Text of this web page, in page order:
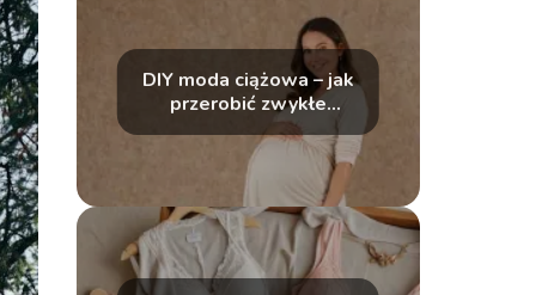
DIY moda ciążowa – jak
przerobić zwykłe
ubrania na wygodne
stylizacje ciążowe?